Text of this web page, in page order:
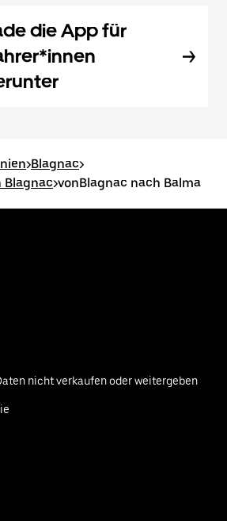
die App für
>Blagnac>
Blagnac>vonBlagnac nach Balma
nicht verkaufen oder weitergeben